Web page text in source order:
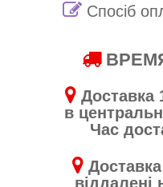
Спосіб
Доставка
в
Час
Доставка
віддалені